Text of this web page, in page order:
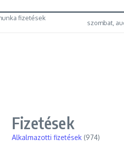
fizetések
szombat,
Fizetések
Alkalmazotti fizetések (974)